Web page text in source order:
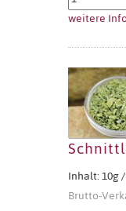
weitere
Inhalt: 10g
Brutto-